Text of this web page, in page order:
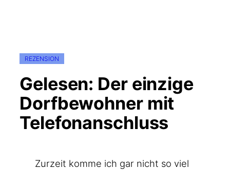
REZENSION
Gelesen: Der einzige
Dorfbewohner mit
Telefonanschluss
Zur­zeit kom­me ich gar nicht so viel